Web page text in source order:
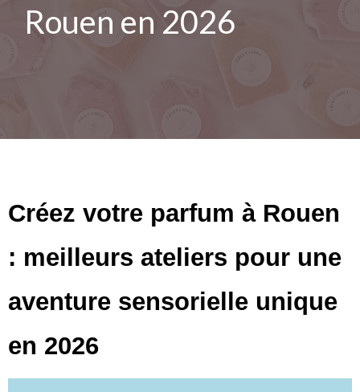
Rouen en 2026
Créez votre parfum à Rouen
: meilleurs ateliers pour une
aventure sensorielle unique
en 2026